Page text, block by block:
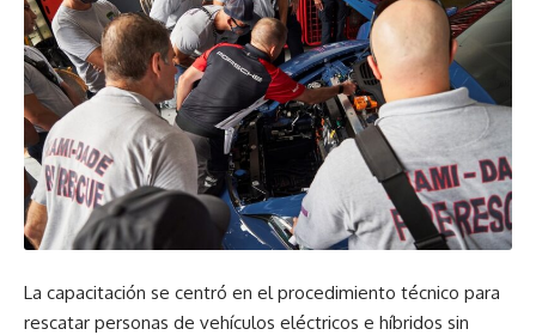
La capacitación se centró en el procedimiento técnico para
rescatar personas de vehículos eléctricos e híbridos sin